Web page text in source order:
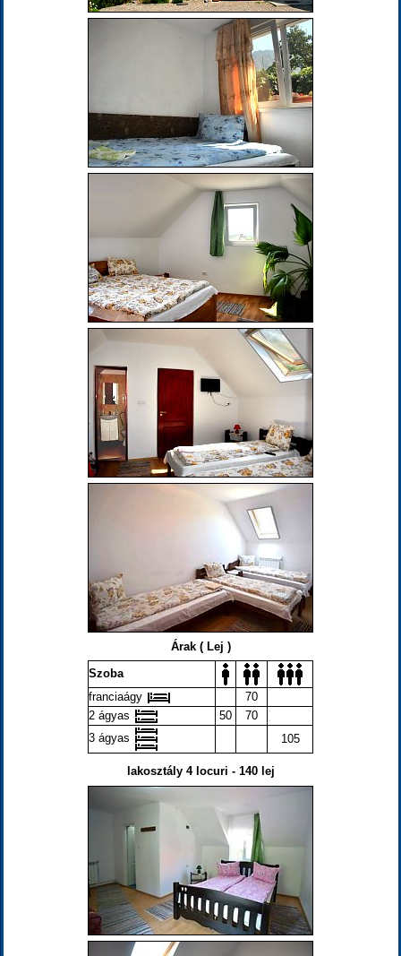
Árak ( Lej )
Szoba
franciaágy
70
2 ágyas
50
70
3 ágyas
105
lakosztály 4 locuri - 140 lej